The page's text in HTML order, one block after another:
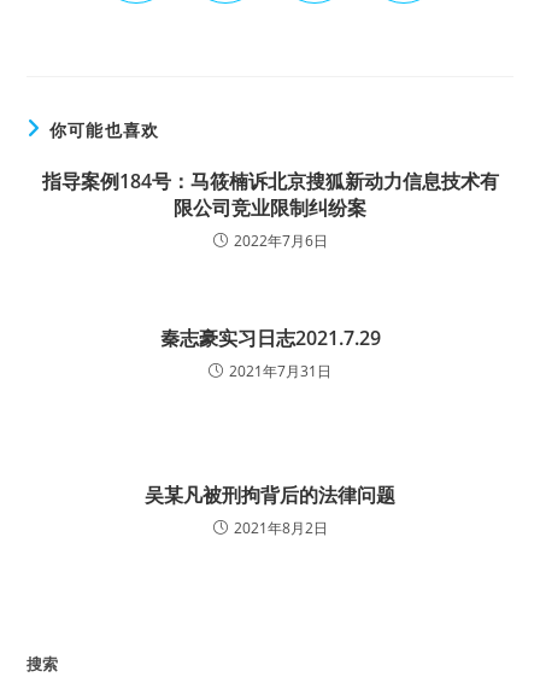
你可能也喜欢
指导案例184号：马筱楠诉北京搜狐新动力信息技术有
限公司竞业限制纠纷案
2022年7月6日
秦志豪实习日志2021.7.29
2021年7月31日
吴某凡被刑拘背后的法律问题
2021年8月2日
搜索